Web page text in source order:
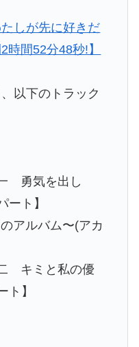
以下のトラック
勇気を出し
ート】
アルバム〜(アカ
キミと私の優
ト】